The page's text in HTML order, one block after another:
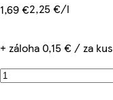
1,69 €2,25 €/l
+ záloha 0,15 € / za kus